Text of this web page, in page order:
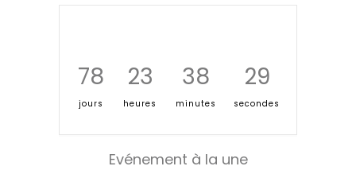
78
jours
23
heures
38
minutes
29
secondes
Evénement à la une